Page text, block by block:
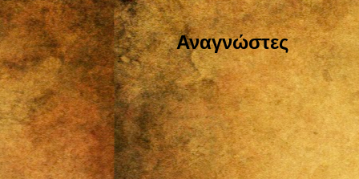
Αναγνώστες